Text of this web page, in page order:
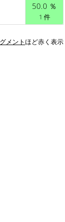
50.0 ％
1 件
メントほど赤く表示